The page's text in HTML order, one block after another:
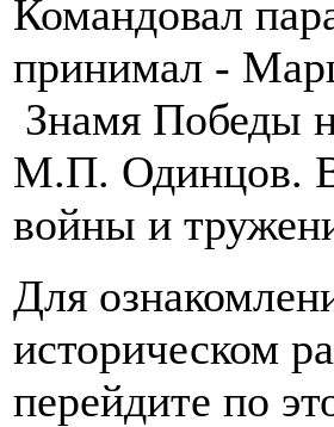
Командовал
принимал -
Знамя Победы
М.П. Одинцов. В
войны и
Для
историческом
перейдите по